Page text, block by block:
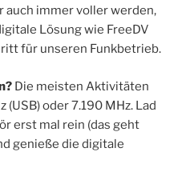
auch immer voller werden,
Lösung wie FreeDV
für unseren Funkbetrieb.
Die meisten Aktivitäten
oder 7.190 MHz. Lad
erst mal rein (das geht
genieße die digitale